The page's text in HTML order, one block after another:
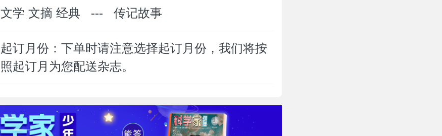
文学 文摘 经典 ---传记故事
起订月份：下单时请注意选择起订月份，我们将按
照起订月为您配送杂志。